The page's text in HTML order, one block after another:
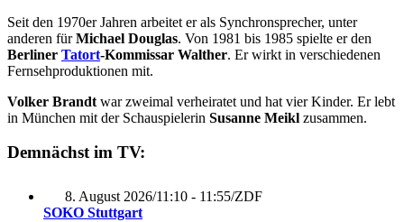
Seit den 1970er Jahren arbeitet er als Synchronsprecher, unter
anderen fürMichael Douglas. Von 1981 bis 1985 spielte er den
Berliner Tatort-Kommissar Walther. Er wirkt in verschiedenen
Fernsehproduktionen mit.
Volker Brandt war zweimal verheiratet und hat vier Kinder. Er lebt
in München mit der Schauspielerin Susanne Meikl zusammen.
Demnächst im TV:
8. August 2026/11:10 - 11:55/ZDF
SOKO Stuttgart